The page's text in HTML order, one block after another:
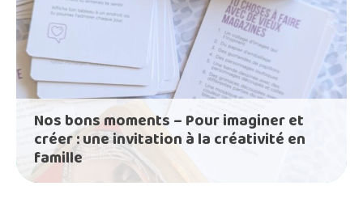
Nos bons moments – Pour imaginer et
créer : une invitation à la créativité en
famille